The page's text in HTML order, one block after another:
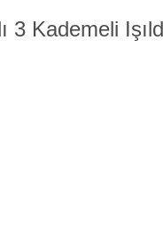
3 Kademeli